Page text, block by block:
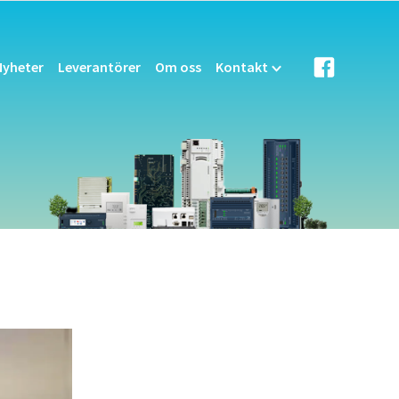
Leverantörer Om oss Kontakt